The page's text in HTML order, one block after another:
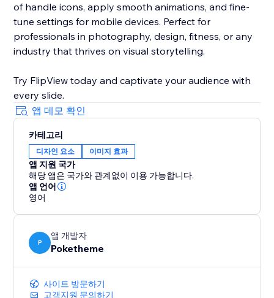
of handle icons, apply smooth animations, and fine-
tune settings for mobile devices. Perfect for
professionals in photography, design, fitness, or any
industry that thrives on visual storytelling.
Try FlipView today and captivate your audience with
every slide.
앱 데모 확인
카테고리
디자인 요소 이미지 효과
앱 지원 국가
해당 앱은 국가와 관계없이 이용 가능합니다.
앱 언어
영어
P
앱 개발자
Poketheme
사이트 방문하기
고객지원 문의하기